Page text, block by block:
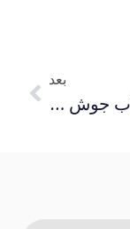
بعد
لاغری با آب جوش ساده ترین روش از بین بردن چربی شکم